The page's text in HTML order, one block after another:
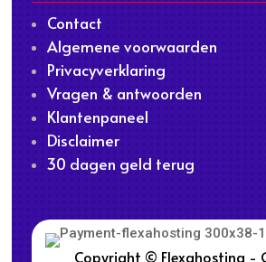
Contact
Algemene voorwaarden
Privacyverklaring
Vragen & antwoorden
Klantenpaneel
Disclaimer
30 dagen geld terug
Copyright © Flexahosting -